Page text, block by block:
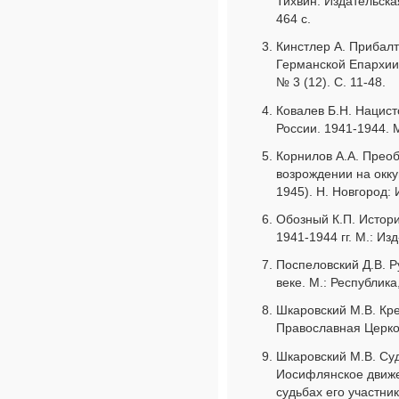
464 с.
Кинстлер А.
Германской
№ 3 (12). С. 11-48.
Ковалев Б.Н.
России. 1941-1944.
Корнилов А.А.
возрождении на
1945). Н.
Обозный К.П.
1941-1944 гг. М.:
Поспеловский Д.В.
веке. М.:
Шкаровский М.В.
Православная
Шкаровский М.В.
Иосифлянское
судьбах его